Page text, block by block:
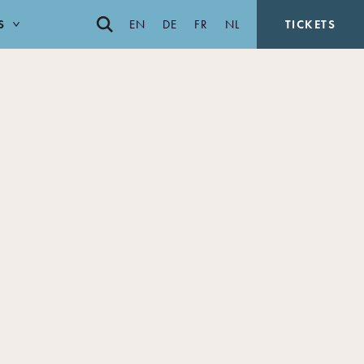
EN DE FR NL TICKETS